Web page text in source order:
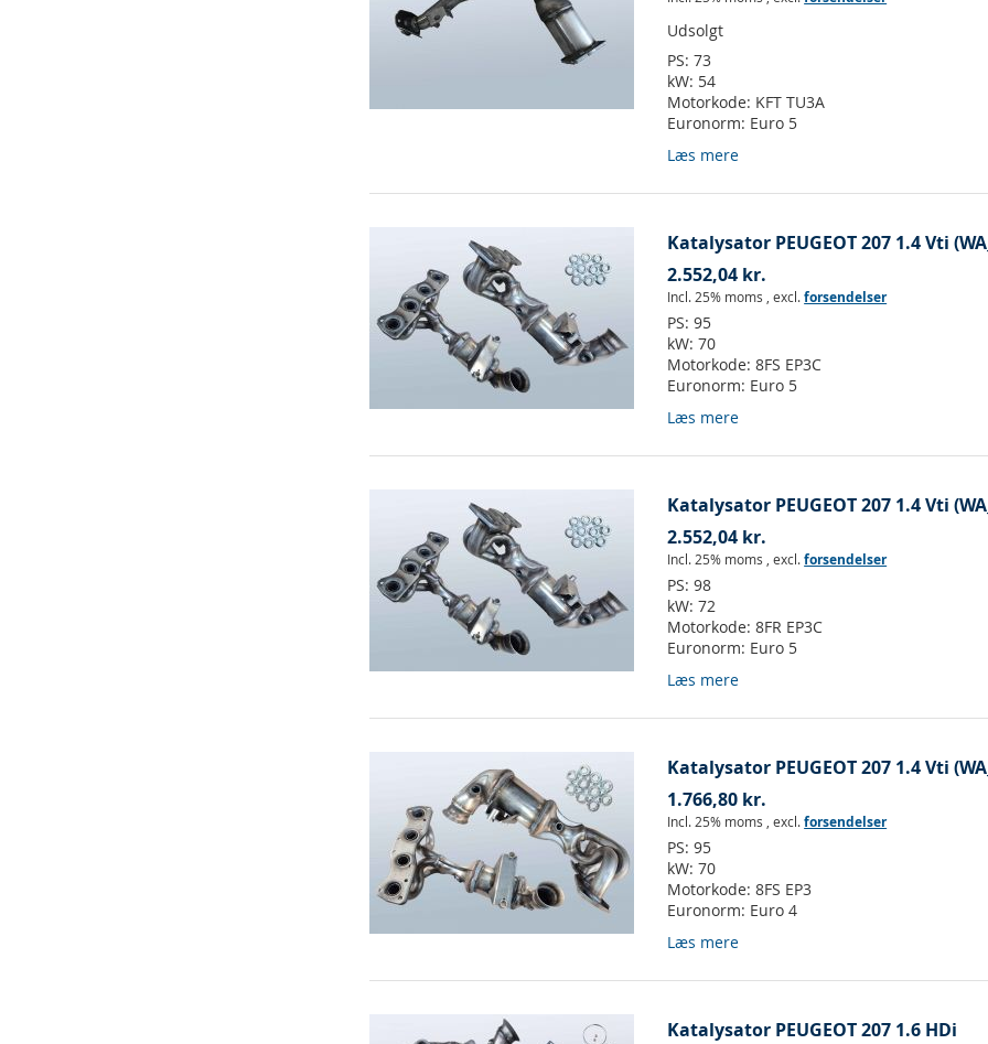
Udsolgt
PS:73
kW: 54
Motorkode: KFT TU3A
Euronorm: Euro 5
Læs mere
Katalysator PEUGEOT 207 1.4 Vti
2.552,04 kr.
Incl. 25% moms ,excl.forsendelser
PS:95
kW:70
Motorkode:8FS EP3C
Euronorm: Euro 5
Læs mere
Katalysator PEUGEOT 207 1.4 Vti
2.552,04 kr.
Incl. 25% moms ,excl.forsendelser
PS:98
kW:72
Motorkode:8FR EP3C
Euronorm: Euro 5
Læs mere
Katalysator PEUGEOT 207 1.4 Vti
1.766,80 kr.
Incl. 25% moms ,excl.forsendelser
PS:95
kW:70
Motorkode:8FS EP3
Euronorm: Euro 4
Læs mere
Katalysator PEUGEOT 207 1.6 HDi